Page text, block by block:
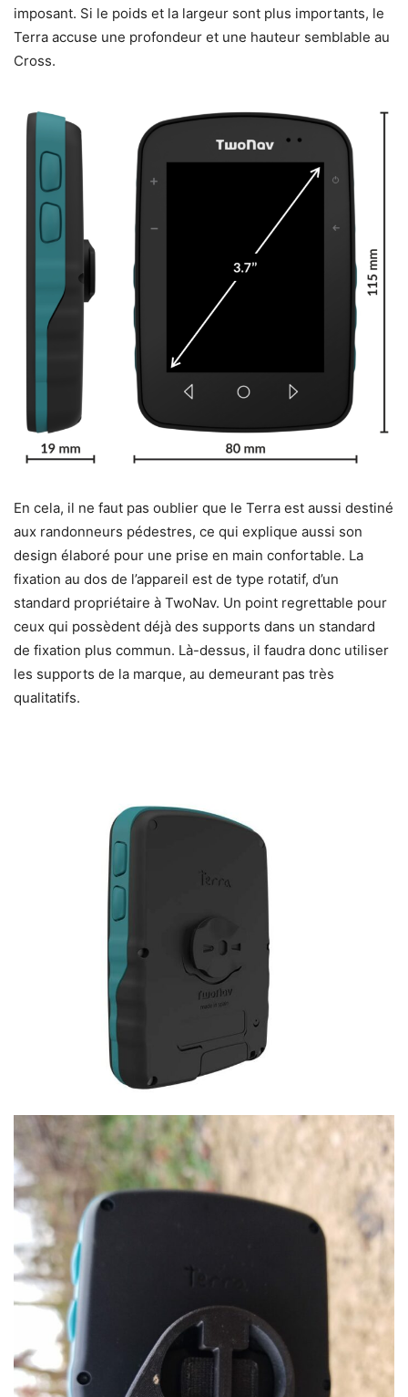
imposant. Si le poids et la largeur sont plus importants, le
Terra accuse une profondeur et une hauteur semblable au
Cross.
En cela, il ne faut pas oublier que le Terra est aussi destiné
aux randonneurs pédestres, ce qui explique aussi son
design élaboré pour une prise en main confortable. La
fixation au dos de l’appareil est de type rotatif, d’un
standard propriétaire à TwoNav. Un point regrettable pour
ceux qui possèdent déjà des supports dans un standard
de fixation plus commun. Là-dessus, il faudra donc utiliser
les supports de la marque, au demeurant pas très
qualitatifs.